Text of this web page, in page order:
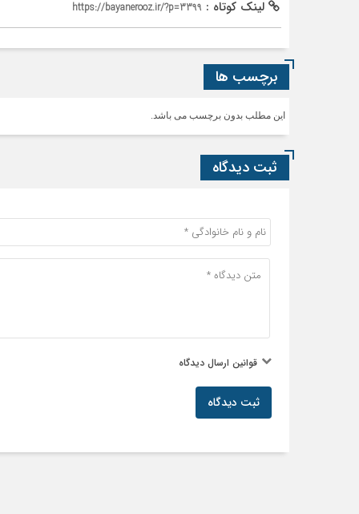
لینک کوتاه : https://bayanerooz.ir/?p=3399
برچسب ها
این مطلب بدون برچسب می باشد.
ثبت دیدگاه
قوانین ارسال دیدگاه
ثبت دیدگاه